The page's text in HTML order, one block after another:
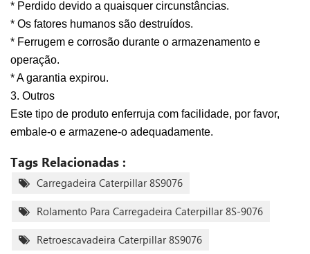
* Perdido devido a quaisquer circunstâncias.
* Os fatores humanos são destruídos.
* Ferrugem e corrosão durante o armazenamento e
operação.
* A garantia expirou.
3. Outros
Este tipo de produto enferruja com facilidade, por favor,
embale-o e armazene-o adequadamente.
Tags Relacionadas :
Carregadeira Caterpillar 8S9076
Rolamento Para Carregadeira Caterpillar 8S-9076
Retroescavadeira Caterpillar 8S9076